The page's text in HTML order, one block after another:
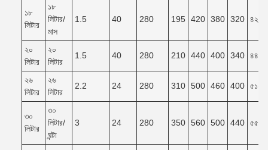
১৮
লিটার
১৮
লিটার/
মাস
1.5 40 280 195 420 380 320
২০
লিটার
২০
লিটার
1.5 40 280 210 440 400 340
২৬
লিটার
২৬
লিটার
2.2 24 280 310 500 460 400
৩০
লিটার
৩০
লিটার/
ঘন্টা
3 24 280 350 560 500 440